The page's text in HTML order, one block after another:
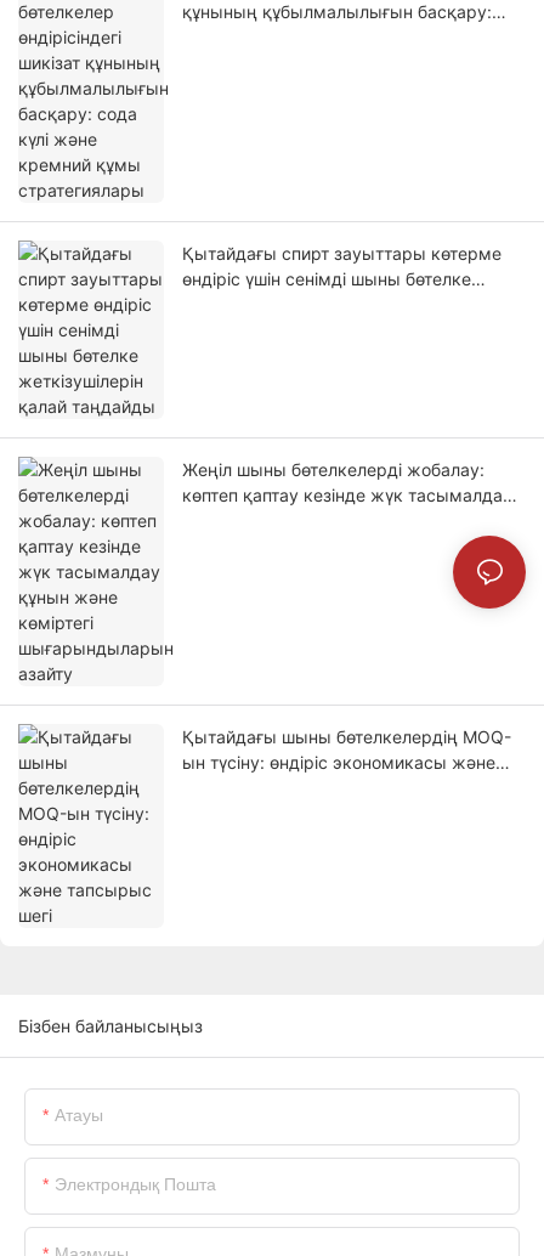
құнының құбылмалылығын басқару:
Қытайдағы спирт зауыттары көтерме
өндіріс үшін сенімді шыны бөтелке
Жеңіл шыны бөтелкелерді жобалау:
көптеп қаптау кезінде жүк тасымалдау
Қытайдағы шыны бөтелкелердің MOQ-
ын түсіну: өндіріс экономикасы және
Бізбен байланысыңыз
Атауы
Электрондық Пошта